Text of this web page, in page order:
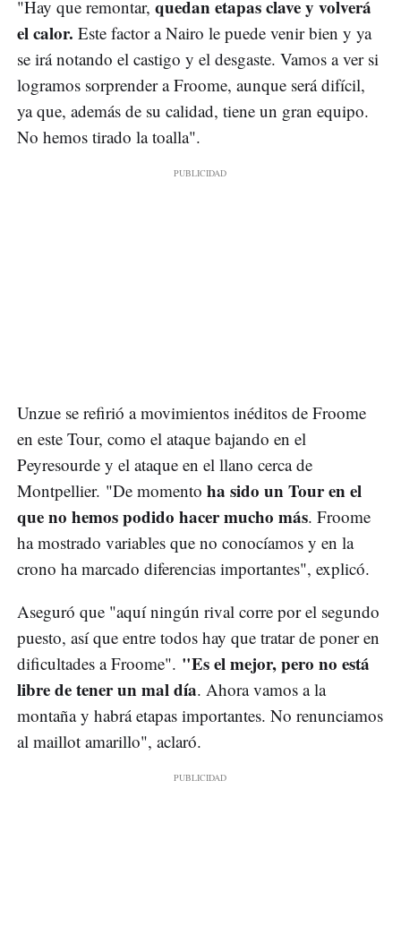
"Hay que remontar, quedan etapas clave y volverá
el calor. Este factor a Nairo le puede venir bien y ya
se irá notando el castigo y el desgaste. Vamos a ver si
logramos sorprender a Froome, aunque será difícil,
ya que, además de su calidad, tiene un gran equipo.
No hemos tirado la toalla".
Unzue se refirió a movimientos inéditos de Froome
en este Tour, como el ataque bajando en el
Peyresourde y el ataque en el llano cerca de
Montpellier. "De momento ha sido un Tour en el
que no hemos podido hacer mucho más. Froome
ha mostrado variables que no conocíamos y en la
crono ha marcado diferencias importantes", explicó.
Aseguró que "aquí ningún rival corre por el segundo
puesto, así que entre todos hay que tratar de poner en
dificultades a Froome". "Es el mejor, pero no está
libre de tener un mal día. Ahora vamos a la
montaña y habrá etapas importantes. No renunciamos
al maillot amarillo", aclaró.